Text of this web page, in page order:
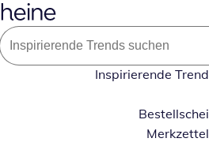
Inspirierende
Merkzettel